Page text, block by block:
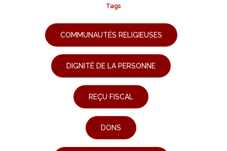
Tags
COMMUNAUTÉS RELIGIEUSES
DIGNITÉ DE LA PERSONNE
REÇU FISCAL
DONS